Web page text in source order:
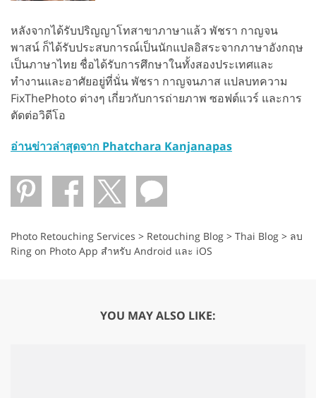
หลังจากได้รับปริญญาโทสาขาภาษาแล้ว พัชรา กาญจน
พาสน์ ก็ได้รับประสบการณ์เป็นนักแปลอิสระจากภาษาอังกฤษ
เป็นภาษาไทย ชื่อได้รับการศึกษาในทั้งสองประเทศและ
ทำงานและอาศัยอยู่ที่นั่น พัชรา กาญจนภาส แปลบทความ
FixThePhoto ต่างๆ เกี่ยวกับการถ่ายภาพ ซอฟต์แวร์ และการ
ตัดต่อวิดีโอ
อ่านข่าวล่าสุดจาก Phatchara Kanjanapas
Photo Retouching Services > Retouching Blog > Thai Blog > ลบ
Ring on Photo App สำหรับ Android และ iOS
YOU MAY ALSO LIKE: